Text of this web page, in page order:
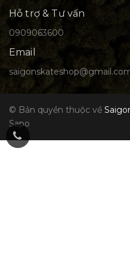
Hỗ trợ & Tư vấn
0909063600
Email
© Bản quyền thuộc về
Sapo